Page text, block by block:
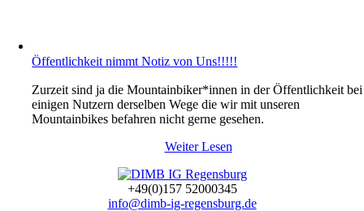
Öffentlichkeit nimmt Notiz von Uns!!!!!
Zurzeit sind ja die Mountainbiker*innen in der Öffentlichkeit bei
einigen Nutzern derselben Wege die wir mit unseren
Mountainbikes befahren nicht gerne gesehen.
Weiter Lesen
+49(0)157 52000345
info@dimb-ig-regensburg.de